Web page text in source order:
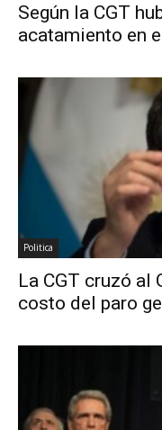
Según la CGT
acatamiento en
Politica
La CGT cruzó al
costo del paro